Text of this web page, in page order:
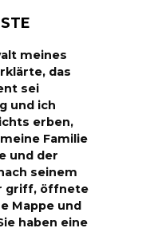
meines
das
sei
und ich
erben,
Familie
und der
seinem
griff, öffnete
Mappe und
haben eine